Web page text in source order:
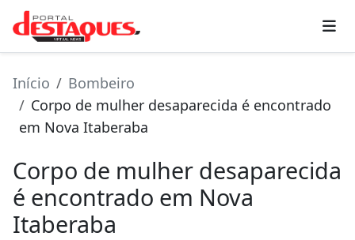
Início
Bombeiro
Corpo de mulher desaparecida é encontrado
em Nova Itaberaba
Corpo de mulher desaparecida
é encontrado em Nova
Itaberaba